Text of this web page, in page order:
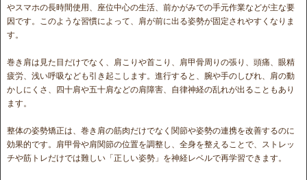
やスマホの長時間使用、座位中心の生活、前かがみでの手元作業などが主な要
因です。このような習慣によって、肩が前に出る姿勢が固定されやすくなりま
す。
巻き肩は見た目だけでなく、肩こりや首こり、肩甲骨周りの張り、頭痛、眼精
疲労、浅い呼吸なども引き起こします。進行すると、腕や手のしびれ、肩の動
かしにくさ、四十肩や五十肩などの肩障害、自律神経の乱れが出ることもあり
ます。
整体の姿勢矯正は、巻き肩の筋肉だけでなく関節や姿勢の連携を改善するのに
効果的です。肩甲骨や肩関節の位置を調整し、全身を整えることで、ストレッ
チや筋トレだけでは難しい「正しい姿勢」を神経レベルで再学習できます。